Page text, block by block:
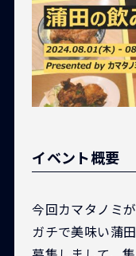
イベント概要
今回カマタノミ
ガチで美味い蒲